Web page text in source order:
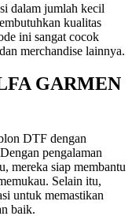
dalam jumlah kecil
kualitas
ini sangat cocok
merchandise lainnya.
GARMEN
DTF dengan
pengalaman
mereka siap membantu
Selain itu,
untuk memastikan
baik.